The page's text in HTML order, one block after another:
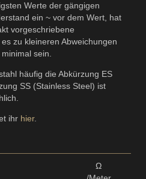
Werte der gängigen
ein ~ vor dem Wert, hat
vorgeschriebene
zu kleineren Abweichungen
sein.
häufig die Abkürzung ES
SS (Stainless Steel) ist
ihr hier.
Ω